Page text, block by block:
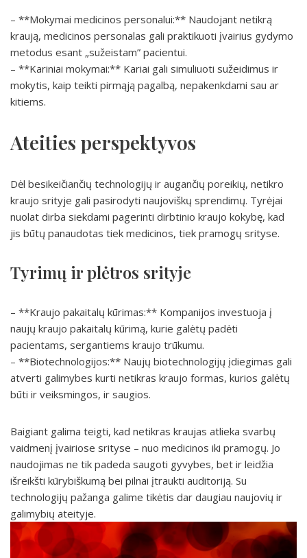
– **Mokymai medicinos personalui:** Naudojant netikrą
kraują, medicinos personalas gali praktikuoti įvairius gydymo
metodus esant „sužeistam” pacientui.
– **Kariniai mokymai:** Kariai gali simuliuoti sužeidimus ir
mokytis, kaip teikti pirmąją pagalbą, nepakenkdami sau ar
kitiems.
Ateities perspektyvos
Dėl besikeičiančių technologijų ir augančių poreikių, netikro
kraujo srityje gali pasirodyti naujoviškų sprendimų. Tyrėjai
nuolat dirba siekdami pagerinti dirbtinio kraujo kokybę, kad
jis būtų panaudotas tiek medicinos, tiek pramogų srityse.
Tyrimų ir plėtros srityje
– **Kraujo pakaitalų kūrimas:** Kompanijos investuoja į
naujų kraujo pakaitalų kūrimą, kurie galėtų padėti
pacientams, sergantiems kraujo trūkumu.
– **Biotechnologijos:** Naujų biotechnologijų įdiegimas gali
atverti galimybes kurti netikras kraujo formas, kurios galėtų
būti ir veiksmingos, ir saugios.
Baigiant galima teigti, kad netikras kraujas atlieka svarbų
vaidmenį įvairiose srityse – nuo medicinos iki pramogų. Jo
naudojimas ne tik padeda saugoti gyvybes, bet ir leidžia
išreikšti kūrybiškumą bei pilnai įtraukti auditoriją. Su
technologijų pažanga galime tikėtis dar daugiau naujovių ir
galimybių ateityje.